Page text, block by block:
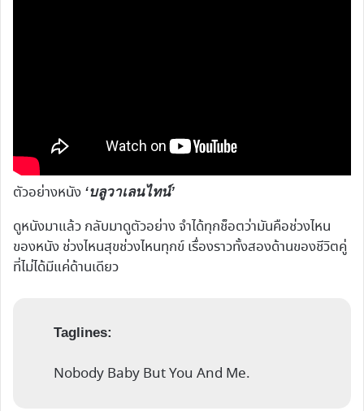
ตัวอย่างหนัง ‘บลูวาเลนไทน์’
ดูหนังมาแล้ว กลับมาดูตัวอย่าง จำได้ทุกช็อตว่ามันคือช่วงไหน
ของหนัง ช่วงไหนสุขช่วงไหนทุกข์ เรื่องราวทั้งสองด้านของชีวิตคู่
ที่ไม่ได้มีแค่ด้านเดียว
Taglines:
Nobody Baby But You And Me.